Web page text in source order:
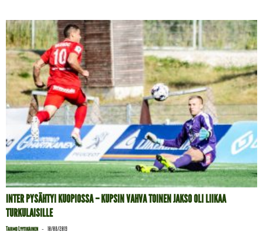
INTER PYSÄHTYI KUOPIOSSA – KUPSIN VAHVA TOINEN JAKSO OLI LIIKAA
TURKULAISILLE
Tarmo Lyytikäinen - 10/08/2019